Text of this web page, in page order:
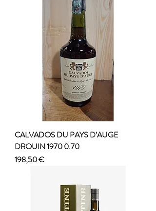
CALVADOS DU PAYS D’AUGE
DROUIN 1970 0.70
Prezzo
198,50 €